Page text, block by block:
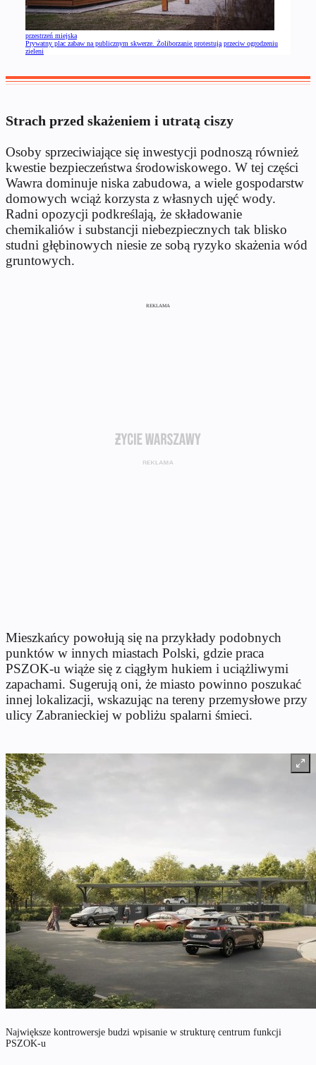
przestrzeń miejska
Prywatny plac zabaw na publicznym skwerze. Żoliborzanie protestują przeciw ogrodzeniu
zieleni
Strach przed skażeniem i utratą ciszy
Osoby sprzeciwiające się inwestycji podnoszą również
kwestie bezpieczeństwa środowiskowego. W tej części
Wawra dominuje niska zabudowa, a wiele gospodarstw
domowych wciąż korzysta z własnych ujęć wody.
Radni opozycji podkreślają, że składowanie
chemikaliów i substancji niebezpiecznych tak blisko
studni głębinowych niesie ze sobą ryzyko skażenia wód
gruntowych.
REKLAMA
Mieszkańcy powołują się na przykłady podobnych
punktów w innych miastach Polski, gdzie praca
PSZOK-u wiąże się z ciągłym hukiem i uciążliwymi
zapachami. Sugerują oni, że miasto powinno poszukać
innej lokalizacji, wskazując na tereny przemysłowe przy
ulicy Zabranieckiej w pobliżu spalarni śmieci.
Największe kontrowersje budzi wpisanie w strukturę centrum funkcji
PSZOK-u